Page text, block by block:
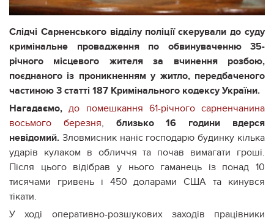
Слідчі Сарненського відділу поліції скерували до суду
кримінальне провадження по обвинуваченню 35-
річного місцевого жителя за вчинення розбою,
поєднаного із проникненням у житло, передбаченого
частиною 3 статті 187 Кримінального кодексу України.
Нагадаємо,до помешкання 61-річного сарненчанина
восьмого березня, близько 16 години вдерся
невідомий. Зловмисник наніс господарю будинку кілька
ударів кулаком в обличчя та почав вимагати гроші.
Після цього відібрав у нього гаманець із понад 10
тисячами гривень і 450 доларами США та кинувся
тікати.
У ході оперативно-розшукових заходів працівники